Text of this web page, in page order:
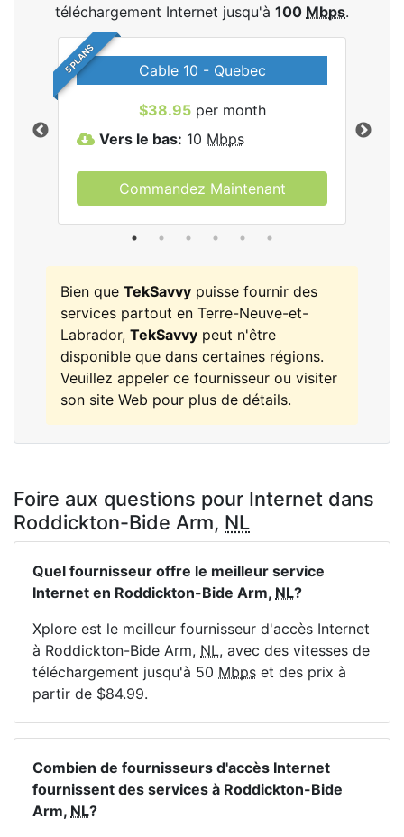
téléchargement Internet jusqu'à 100 Mbps.
5 PLANS Cable 10 - Quebec
$38.95per month
Vers le bas: 10 Mbps
Commandez Maintenant
Bien que TekSavvy puisse fournir des
services partout en Terre-Neuve-et-
Labrador, TekSavvy peut n'être
disponible que dans certaines régions.
Veuillez appeler ce fournisseur ou visiter
son site Web pour plus de détails.
Foire aux questions pour Internet dans
Roddickton-Bide Arm, NL
Quel fournisseur offre le meilleur service
Internet en Roddickton-Bide Arm, NL?
Xplore est le meilleur fournisseur d'accès Internet
à Roddickton-Bide Arm, NL, avec des vitesses de
téléchargement jusqu'à 50 Mbps et des prix à
partir de $84.99.
Combien de fournisseurs d'accès Internet
fournissent des services à Roddickton-Bide
Arm, NL?